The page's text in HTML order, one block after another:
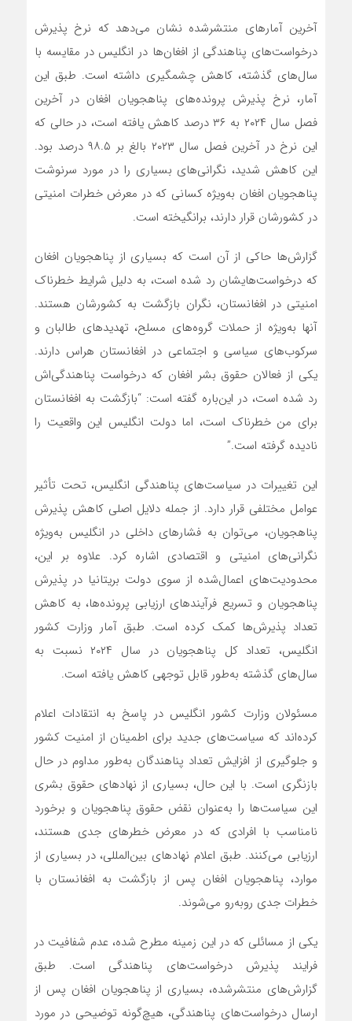
آخرین آمارهای منتشرشده نشان می‌دهد که نرخ پذیرش
درخواست‌های پناهندگی از افغان‌ها در انگلیس در مقایسه با
سال‌های گذشته، کاهش چشمگیری داشته است. طبق این
آمار، نرخ پذیرش پرونده‌های پناهجویان افغان در آخرین
فصل سال ۲۰۲۴ به ۳۶ درصد کاهش یافته است، در حالی که
این نرخ در آخرین فصل سال ۲۰۲۳ بالغ بر ۹۸.۵ درصد بود.
این کاهش شدید، نگرانی‌های بسیاری را در مورد سرنوشت
پناهجویان افغان به‌ویژه کسانی که در معرض خطرات امنیتی
در کشورشان قرار دارند، برانگیخته است.
گزارش‌ها حاکی از آن است که بسیاری از پناهجویان افغان
که درخواست‌هایشان رد شده است، به دلیل شرایط خطرناک
امنیتی در افغانستان، نگران بازگشت به کشورشان هستند.
آنها به‌ویژه از حملات گروه‌های مسلح، تهدیدهای طالبان و
سرکوب‌های سیاسی و اجتماعی در افغانستان هراس دارند.
یکی از فعالان حقوق بشر افغان که درخواست پناهندگی‌اش
رد شده است، در این‌باره گفته است: “بازگشت به افغانستان
برای من خطرناک است، اما دولت انگلیس این واقعیت را
نادیده گرفته است.”
این تغییرات در سیاست‌های پناهندگی انگلیس، تحت تأثیر
عوامل مختلفی قرار دارد. از جمله دلایل اصلی کاهش پذیرش
پناهجویان، می‌توان به فشارهای داخلی در انگلیس به‌ویژه
نگرانی‌های امنیتی و اقتصادی اشاره کرد. علاوه بر این،
محدودیت‌های اعمال‌شده از سوی دولت بریتانیا در پذیرش
پناهجویان و تسریع فرآیندهای ارزیابی پرونده‌ها، به کاهش
تعداد پذیرش‌ها کمک کرده است. طبق آمار وزارت کشور
انگلیس، تعداد کل پناهجویان در سال ۲۰۲۴ نسبت به
سال‌های گذشته به‌طور قابل توجهی کاهش یافته است.
مسئولان وزارت کشور انگلیس در پاسخ به انتقادات اعلام
کرده‌اند که سیاست‌های جدید برای اطمینان از امنیت کشور
و جلوگیری از افزایش تعداد پناهندگان به‌طور مداوم در حال
بازنگری است. با این حال، بسیاری از نهادهای حقوق بشری
این سیاست‌ها را به‌عنوان نقض حقوق پناهجویان و برخورد
نامناسب با افرادی که در معرض خطرهای جدی هستند،
ارزیابی می‌کنند. طبق اعلام نهادهای بین‌المللی، در بسیاری از
موارد، پناهجویان افغان پس از بازگشت به افغانستان با
خطرات جدی روبه‌رو می‌شوند.
یکی از مسائلی که در این زمینه مطرح شده، عدم شفافیت در
فرایند پذیرش درخواست‌های پناهندگی است. طبق
گزارش‌های منتشرشده، بسیاری از پناهجویان افغان پس از
ارسال درخواست‌های پناهندگی، هیچ‌گونه توضیحی در مورد